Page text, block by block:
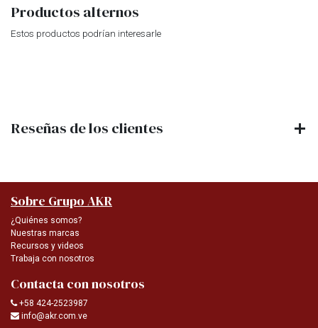
Productos alternos
Estos productos podrían interesarle
Reseñas de los clientes
Sobre Grupo AKR
¿Quiénes somos?
Nuestras marcas
Recursos y videos
Trabaja con nosotros
Contacta con nosotros
+58 424-2523987
info@akr.com.ve